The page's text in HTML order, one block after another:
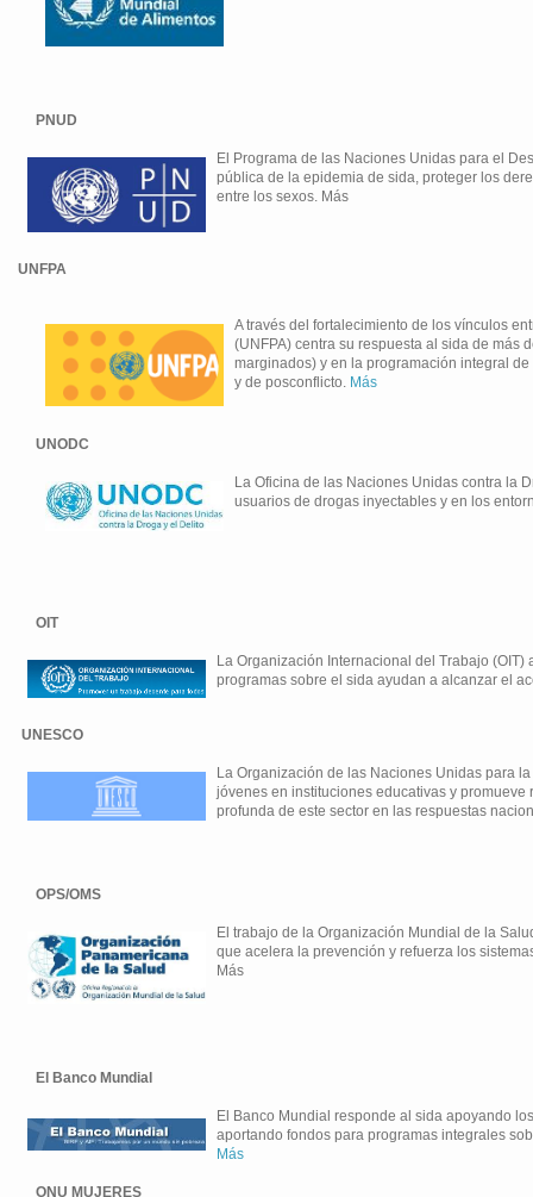
PNUD
El Programa de las Naciones Unidas para el
pública de la epidemia de sida, proteger los
entre los sexos. Más
UNFPA
A través del fortalecimiento de los vínculos
(UNFPA) centra su respuesta al sida de más
marginados) y en la programación integral
y de posconflicto. Más
UNODC
La Oficina de las Naciones Unidas contra la
usuarios de drogas inyectables y en los
OIT
La Organización Internacional del Trabajo
programas sobre el sida ayudan a alcanzar el
UNESCO
La Organización de las Naciones Unidas para
jóvenes en instituciones educativas y
profunda de este sector en las respuestas
OPS/OMS
El trabajo de la Organización Mundial de la
que acelera la prevención y refuerza los
Más
El Banco Mundial
El Banco Mundial responde al sida apoyando
aportando fondos para programas integrales
Más
ONU MUJERES